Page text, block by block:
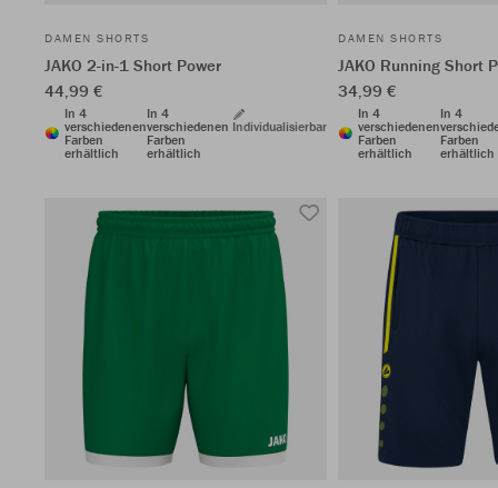
DAMEN SHORTS
JAKO 2-in-1 Short Power
44,99 €
In 4
verschiedenen
Farben
erhältlich
In 4
verschiedenen
Farben
erhältlich
Individualisierbar
DAMEN SHORTS
JAKO Running Short
34,99 €
In 4
verschiedenen
Farben
erhältlich
In 4
Farben
erhältlich